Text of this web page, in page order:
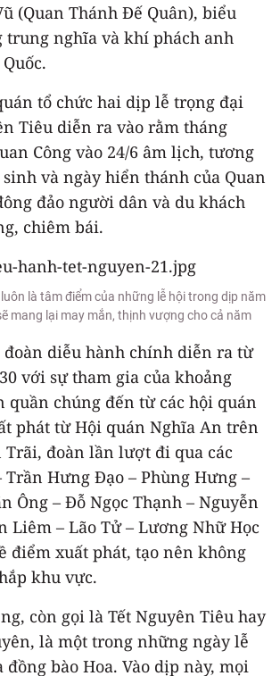
(Quan Thánh Đế Quân), biểu
trung nghĩa và khí phách anh
tổ chức hai dịp lễ trọng đại
Tiêu diễn ra vào rằm tháng
Công vào 24/6 âm lịch, tương
và ngày hiển thánh của Quan
đảo người dân và du khách
chiêm bái.
là tâm điểm của những lễ hội trong dịp năm
mang lại may mắn, thịnh vượng cho cả năm
diễu hành chính diễn ra từ
với sự tham gia của khoảng
quần chúng đến từ các hội quán
phát từ Hội quán Nghĩa An trên
Trãi, đoàn lần lượt đi qua các
Trần Hưng Đạo – Phùng Hưng –
Ông – Đỗ Ngọc Thạnh – Nguyễn
Liêm – Lão Tử – Lương Nhữ Học
điểm xuất phát, tạo nên không
khu vực.
còn gọi là Tết Nguyên Tiêu hay
là một trong những ngày lễ
bào Hoa. Vào dịp này, mọi